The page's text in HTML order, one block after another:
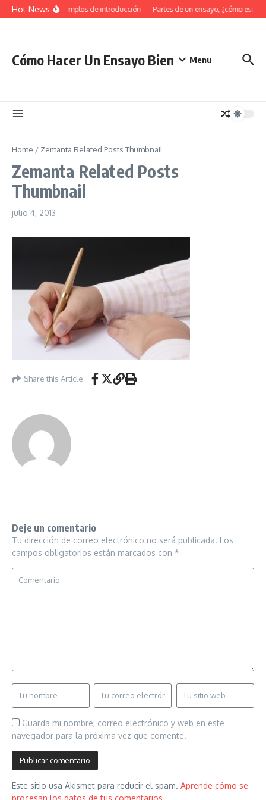
Saltar al contenido
Hot News34 Ejemplos de introducción Partes de un ensayo, ¿cómo
Cómo Hacer Un Ensayo Bien Menu
Home / Zemanta Related Posts Thumbnail
Zemanta Related Posts
Thumbnail
julio 4, 2013
Share this Article
Deje un comentario
Tu dirección de correo electrónico no será publicada. Los
campos obligatorios están marcados con *
Guarda mi nombre, correo electrónico y web en este
navegador para la próxima vez que comente.
Este sitio usa Akismet para reducir el spam. Aprende cómo se
procesan los datos de tus comentarios.